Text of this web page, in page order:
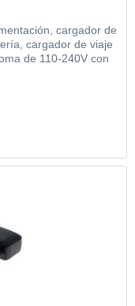
cargador de
cargador de viaje
de 110-240V con